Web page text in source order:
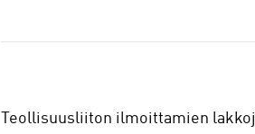
a
Teollisuusliiton ilmoittamien